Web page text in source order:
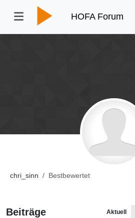
HOFA Forum
chri_sinn Bestbewertet
Beiträge Aktuell